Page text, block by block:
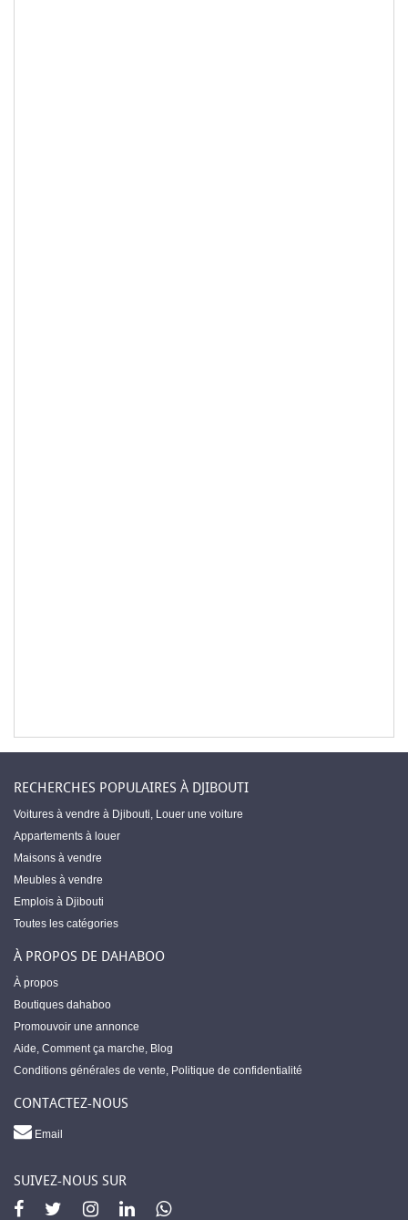
RECHERCHES POPULAIRES À DJIBOUTI
Voitures à vendre à Djibouti, Louer une voiture
Appartements à louer
Maisons à vendre
Meubles à vendre
Emplois à Djibouti
Toutes les catégories
À PROPOS DE DAHABOO
À propos
Boutiques dahaboo
Promouvoir une annonce
Aide, Comment ça marche, Blog
Conditions générales de vente, Politique de confidentialité
CONTACTEZ-NOUS
Email
SUIVEZ-NOUS SUR